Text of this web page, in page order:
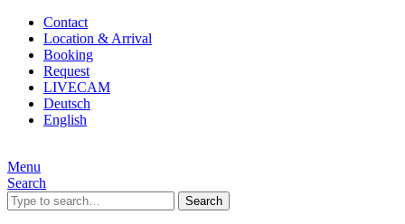
Contact
Location & Arrival
Booking
Request
LIVECAM
Deutsch
English
Menu
Search
Search